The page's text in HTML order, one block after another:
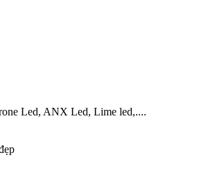
Led, ANX Led, Lime led,....